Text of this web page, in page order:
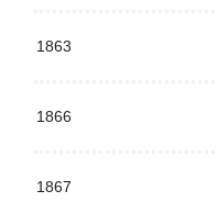
1863
1866
1867